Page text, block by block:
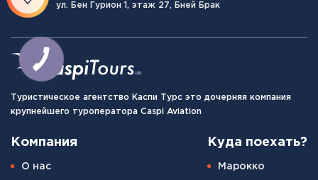
ул. Бен Гурион 1, этаж 27, Бней Брак
Туристическое агентство Каспи Турс это дочерняя компания
крупнейшего туроператора Caspi Aviation
Компания
О нас
Куда поехать?
Марокко